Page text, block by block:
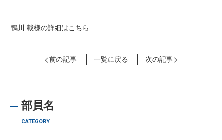
鴨川 載様の詳細はこちら
前の記事 一覧に戻る 次の記事
部員名
CATEGORY